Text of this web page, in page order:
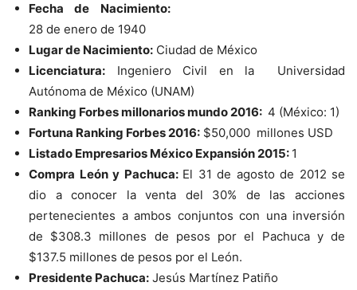
Fecha de Nacimiento:
28 de enero de 1940
Lugar de Nacimiento: Ciudad de México
Licenciatura: Ingeniero Civil en la Universidad
Autónoma de México (UNAM)
Ranking Forbes millonarios mundo 2016: 4 (México: 1)
Fortuna Ranking Forbes 2016: $50,000 millones USD
Listado Empresarios México Expansión 2015: 1
Compra León y Pachuca: El 31 de agosto de 2012 se
dio a conocer la venta del 30% de las acciones
pertenecientes a ambos conjuntos con una inversión
de $308.3 millones de pesos por el Pachuca y de
$137.5 millones de pesos por el León.
Presidente Pachuca: Jesús Martínez Patiño